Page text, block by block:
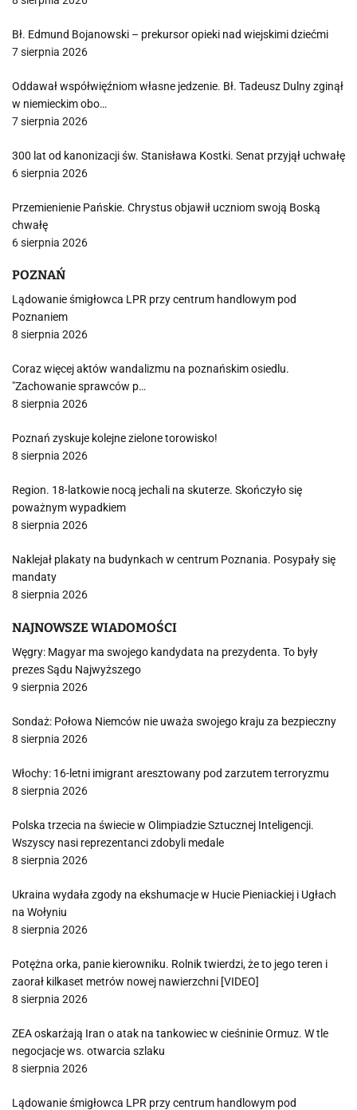
Bł. Edmund Bojanowski – prekursor opieki nad wiejskimi dziećmi
7 sierpnia 2026
Oddawał współwięźniom własne jedzenie. Bł. Tadeusz Dulny zginął
w niemieckim obo…
7 sierpnia 2026
300 lat od kanonizacji św. Stanisława Kostki. Senat przyjął uchwałę
6 sierpnia 2026
Przemienienie Pańskie. Chrystus objawił uczniom swoją Boską
chwałę
6 sierpnia 2026
POZNAŃ
Lądowanie śmigłowca LPR przy centrum handlowym pod
Poznaniem
8 sierpnia 2026
Coraz więcej aktów wandalizmu na poznańskim osiedlu.
"Zachowanie sprawców p…
8 sierpnia 2026
Poznań zyskuje kolejne zielone torowisko!
8 sierpnia 2026
Region. 18-latkowie nocą jechali na skuterze. Skończyło się
poważnym wypadkiem
8 sierpnia 2026
Naklejał plakaty na budynkach w centrum Poznania. Posypały się
mandaty
8 sierpnia 2026
NAJNOWSZE WIADOMOŚCI
Węgry: Magyar ma swojego kandydata na prezydenta. To były
prezes Sądu Najwyższego
9 sierpnia 2026
Sondaż: Połowa Niemców nie uważa swojego kraju za bezpieczny
8 sierpnia 2026
Włochy: 16-letni imigrant aresztowany pod zarzutem terroryzmu
8 sierpnia 2026
Polska trzecia na świecie w Olimpiadzie Sztucznej Inteligencji.
Wszyscy nasi reprezentanci zdobyli medale
8 sierpnia 2026
Ukraina wydała zgody na ekshumacje w Hucie Pieniackiej i Ugłach
na Wołyniu
8 sierpnia 2026
Potężna orka, panie kierowniku. Rolnik twierdzi, że to jego teren i
zaorał kilkaset metrów nowej nawierzchni [VIDEO]
8 sierpnia 2026
ZEA oskarżają Iran o atak na tankowiec w cieśninie Ormuz. W tle
negocjacje ws. otwarcia szlaku
8 sierpnia 2026
Lądowanie śmigłowca LPR przy centrum handlowym pod